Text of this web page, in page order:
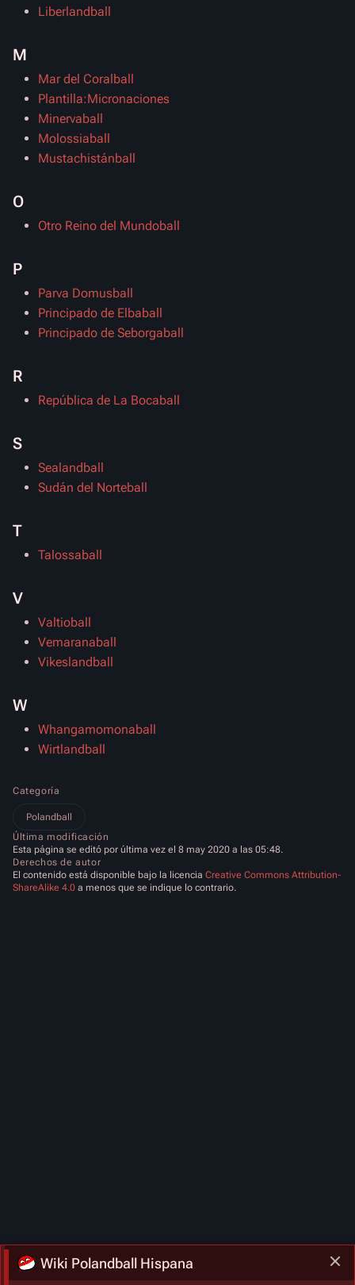
Wiki Polandball Hispana
Liberlandball
M
Mar del Coralball
Plantilla:Micronaciones
Minervaball
Molossiaball
Mustachistánball
O
Otro Reino del Mundoball
P
Parva Domusball
Principado de Elbaball
Principado de Seborgaball
R
República de La Bocaball
S
Sealandball
Sudán del Norteball
T
Talossaball
V
Valtioball
Vemaranaball
Vikeslandball
W
Whangamomonaball
Wirtlandball
Categoría
Polandball
Última modificación
Esta página se editó por última vez el 8 may 2020 a las 05:48.
Derechos de autor
El contenido está disponible bajo la licencia Creative Commons Attribution-
ShareAlike 4.0 a menos que se indique lo contrario.